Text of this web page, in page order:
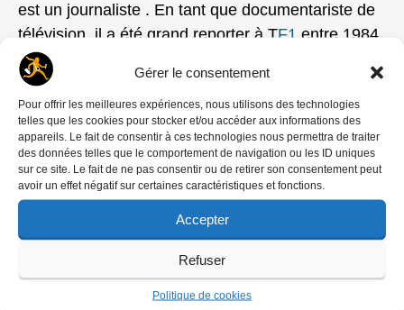
Gérer le consentement
Pour offrir les meilleures expériences, nous utilisons des technologies
telles que les cookies pour stocker et/ou accéder aux informations des
appareils. Le fait de consentir à ces technologies nous permettra de traiter
des données telles que le comportement de navigation ou les ID uniques
sur ce site. Le fait de ne pas consentir ou de retirer son consentement peut
avoir un effet négatif sur certaines caractéristiques et fonctions.
Accepter
Refuser
Politique de cookies
est un journaliste . En tant que documentariste de
télévision, il a été grand reporter à TF1 entre 1984
et 1993.
Journaliste d’investigation, il a travaillé sur
l’espionnage, le terrorisme, la politique étrangère
américaine, la corruption internationale, les trafics
en tout genre, le nationalisme arabe, le Vatican,
l’économie pendant la Seconde Guerre mondiale
Il a réalisé de nombreux documentaires pour